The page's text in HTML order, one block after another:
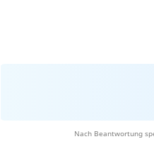
Nach Beantwortung